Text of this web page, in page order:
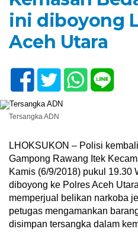
ini diboyong
Aceh Utara
Tersangka ADN
LHOKSUKON – Polisi
Gampong Rawang Itek
Kamis (6/9/2018) pukul 19.30
diboyong ke Polres Aceh
memperjual belikan narkoba
petugas mengamankan
disimpan tersangka dalam